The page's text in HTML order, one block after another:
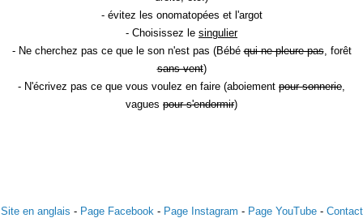
- évitez les onomatopées et l'argot
- Choisissez le singulier
- Ne cherchez pas ce que le son n'est pas (Bébéqui ne pleure pas, forêt
sans vent)
- N'écrivez pas ce que vous voulez en faire (aboiement pour sonnerie
vagues pour s'endormir)
Site en anglais - Page Facebook - Page Instagram - Page YouTube- Contact